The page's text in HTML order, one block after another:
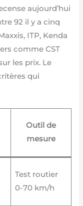
aujourd’hui
92 il y a cinq
ITP, Kenda
comme CST
les prix. Le
qui
Outil de
mesure
Test routier
0-70 km/h